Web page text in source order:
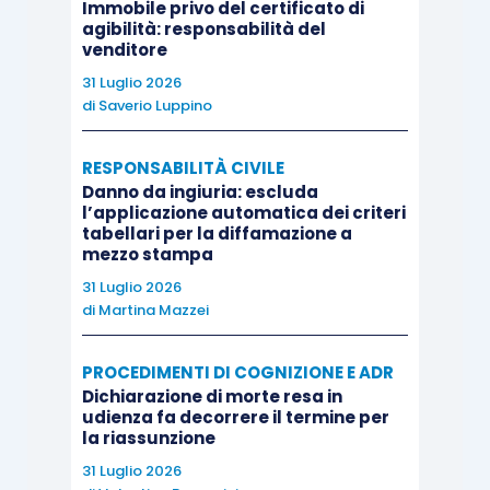
Comoglio, Consolo, Sassani, Vaccarella (diretto
766 ss.; Di Rosa, Il procedimento di ingiunzione –
Tutela monitoria nel processo civile e amministrativo
– Decreto ingiuntivo – Giudizio di opposizione
ed., Milano, 2002, 333 ss.; Manna,
preparatoria del giudizio di opposizione al decreto
ingiuntivo dopo la l. 353/1990
anche dalla maggior parte della giurisprudenza di
merito, secondo cui in sede di opposizione a
decreto ingiuntivo non è necessario che
l’opponente chieda né il differimento dell’udienza
Immobile privo del certificato di
agibilità: responsabilità del
venditore
31 Luglio 2026
di Saverio Luppino
RESPONSABILITÀ CIVILE
Danno da ingiuria: escluda
l’applicazione automatica dei criteri
tabellari per la diffamazione a
mezzo stampa
31 Luglio 2026
di Martina Mazzei
PROCEDIMENTI DI COGNIZIONE E ADR
Dichiarazione di morte resa in
udienza fa decorrere il termine per
la riassunzione
31 Luglio 2026